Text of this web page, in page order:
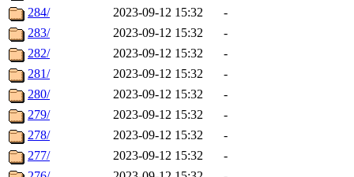
284/
2023-09-12 15:32
-
283/
2023-09-12 15:32
-
282/
2023-09-12 15:32
-
281/
2023-09-12 15:32
-
280/
2023-09-12 15:32
-
279/
2023-09-12 15:32
-
278/
2023-09-12 15:32
-
277/
2023-09-12 15:32
-